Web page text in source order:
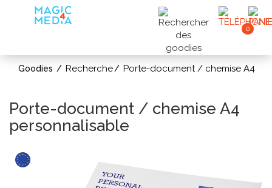
0
Goodies Recherche Porte-document / chemise A4
Porte-document / chemise A4
personnalisable